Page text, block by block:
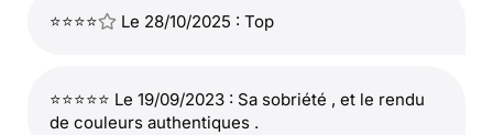
⭐⭐⭐⭐ Le 28/10/2025 : Top
⭐⭐⭐⭐⭐ Le 19/09/2023 : Sa sobriété , et le rendu
de couleurs authentiques .